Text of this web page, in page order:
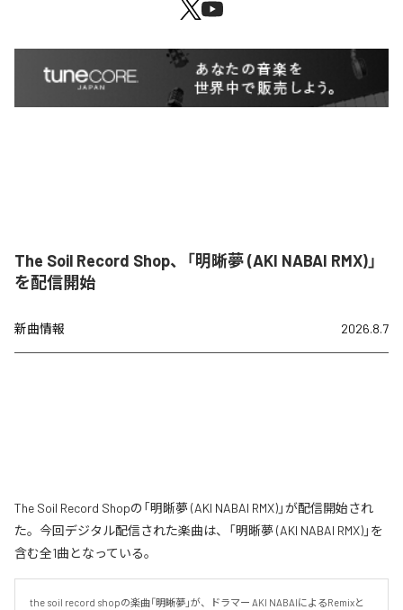
The Soil Record Shop、「明晰夢 (AKI NABAI RMX)」
を配信開始
新曲情報 2026.8.7
The Soil Record Shopの「明晰夢 (AKI NABAI RMX)」が配信開始され
た。今回デジタル配信された楽曲は、「明晰夢 (AKI NABAI RMX)」を
含む全1曲となっている。
the soil record shopの楽曲「明晰夢」が、ドラマー AKI NABAIによるRemixと